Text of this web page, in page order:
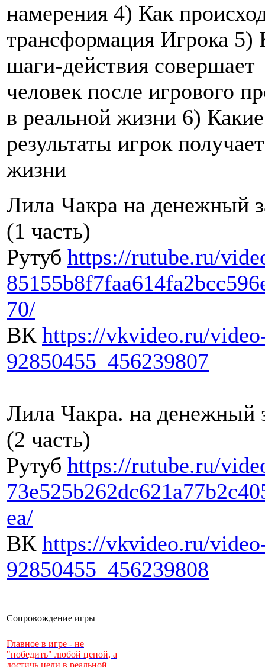
намерения 4) Как
трансформация Игрока 5)
шаги-действия совершает
человек после игрового
в реальной жизни 6) Какие
результаты игрок
жизни
Лила Чакра на денежный
(1 часть)
Рутуб https://rutube.ru/
70/
ВК https://vkvideo.ru/
92850455_456239807
Лила Чакра. на денежный
(2 часть)
Рутуб https://rutube.ru/
ea/
ВК https://vkvideo.ru/
92850455_456239808
Сопровождение игры
Главное в игре - не
"победить" любой ценой, а
достичь цели в реальной